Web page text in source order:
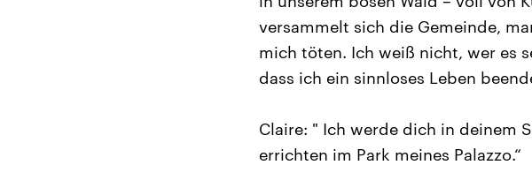
versammelt sich die Gemeinde,
mich töten. Ich weiß nicht, wer es
dass ich ein sinnloses Leben
Claire: " Ich werde dich in deinem
errichten im Park meines Palazzo.“